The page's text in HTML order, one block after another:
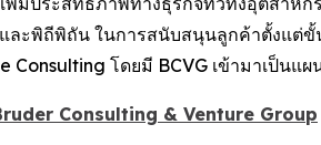
ละพิถีพิถัน ในการสนับสนุนลูกค้าตั้งแต่ขั้
Consulting โดยมี BCVG เข้ามาเป็นแ
Consulting & Venture Group